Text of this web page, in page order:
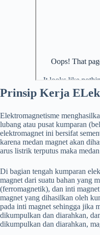
Prinsip Kerja
Elektromagnetisme
lubang atau pusat kumparan
elektromagnet ini bersifat
karena medan magnet akan
arus listrik terputus maka
Di bagian tengah kumparan
magnet dari suatu bahan yang
(ferromagnetik), dan inti
magnet yang dihasilkan oleh
pada inti magnet sehingga jika
dikumpulkan dan diarahkan,
dikumpulkan dan diarahkan,